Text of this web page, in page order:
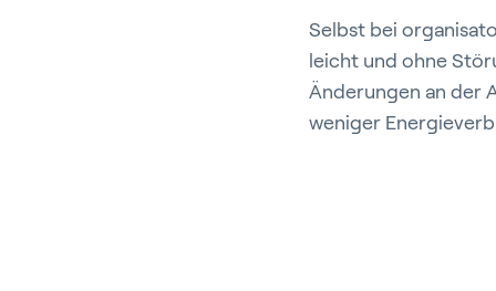
Selbst bei
leicht und ohne
Änderungen an der
weniger